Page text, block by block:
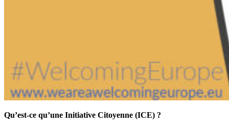
Qu’est-ce qu’une Initiative Citoyenne (ICE) ?